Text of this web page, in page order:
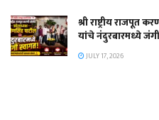
श्री राष्ट्रीय राजपूत
यांचे नंदुरबारमध्ये
JULY 17, 2026